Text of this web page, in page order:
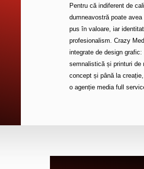
Pentru că indiferent de
dumneavostră poate
pus în valoare, iar
profesionalism. Crazy
integrate de design
semnalistică și printuri de
concept și până la
o agenție media full